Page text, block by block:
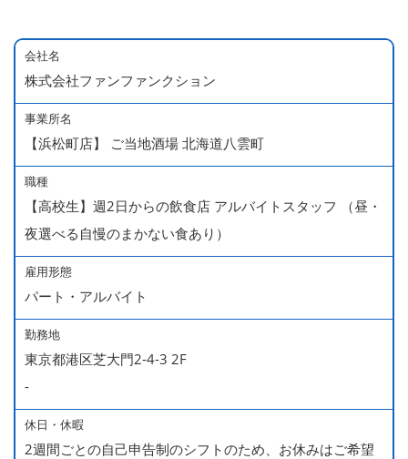
会社名
株式会社ファンファンクション
事業所名
【浜松町店】 ご当地酒場 北海道八雲町
職種
【高校生】週2日からの飲食店 アルバイトスタッフ （昼・
夜選べる自慢のまかない食あり）
雇用形態
パート・アルバイト
勤務地
東京都港区芝大門2-4-3 2F
-
休日・休暇
2週間ごとの自己申告制のシフトのため、お休みはご希望